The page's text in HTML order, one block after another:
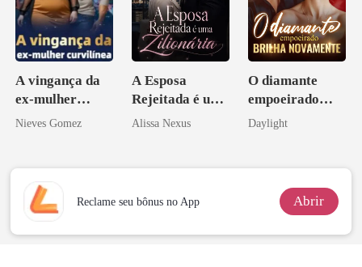
A vingança da
ex-mulher
curvilínea
Nieves Gomez
A Esposa
Rejeitada é uma
Zilionária
Alissa Nexus
O diamante
empoeirado
brilha
Daylight
Reclame seu bônus no App Abrir